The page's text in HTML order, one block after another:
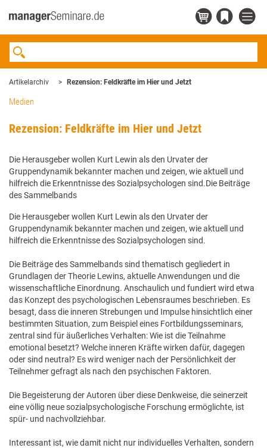
Artikelarchiv Rezension: Feldkräfte im Hier und Jetzt
Medien
Rezension: Feldkräfte im Hier und Jetzt
Die Herausgeber wollen Kurt Lewin als den Urvater der
Gruppendynamik bekannter machen und zeigen, wie aktuell und
hilfreich die Erkenntnisse des Sozialpsychologen sind.Die Beiträge
des Sammelbands
Die Herausgeber wollen Kurt Lewin als den Urvater der
Gruppendynamik bekannter machen und zeigen, wie aktuell und
hilfreich die Erkenntnisse des Sozialpsychologen sind.
Die Beiträge des Sammelbands sind thematisch gegliedert in
Grundlagen der Theorie Lewins, aktuelle Anwendungen und die
wissenschaftliche Einordnung. Anschaulich und fundiert wird etwa
das Konzept des psychologischen Lebensraumes beschrieben. Es
besagt, dass die inneren Strebungen und Impulse hinsichtlich einer
bestimmten Situation, zum Beispiel eines Fortbildungsseminars,
zentral sind für äußerliches Verhalten: Wie ist die Teilnahme
emotional besetzt? Welche inneren Kräfte wirken dafür, dagegen
oder sind neutral? Es wird weniger nach der Persönlichkeit der
Teilnehmer gefragt als nach den psychischen Faktoren.
Die Begeisterung der Autoren über diese Denkweise, die seinerzeit
eine völlig neue sozialpsychologische Forschung ermöglichte, ist
spür- und nachvollziehbar.
Interessant ist, wie damit nicht nur individuelles Verhalten, sondern